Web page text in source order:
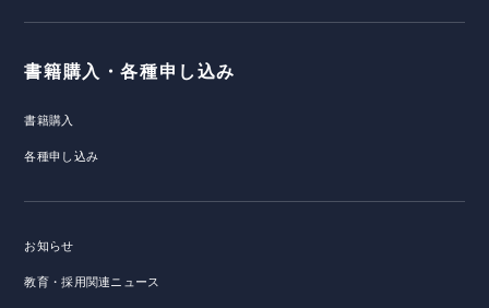
書籍購入・各種申し込み
書籍購入
各種申し込み
お知らせ
教育・採用関連ニュース